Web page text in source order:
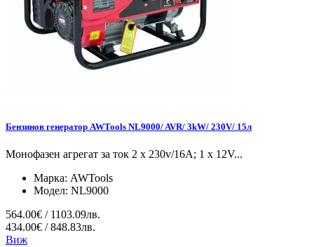
Бензинов генератор AWTools NL9000/ AVR/ 3kW/ 230V/ 15л
Монофазен агрегат за ток 2 x 230v/16A; 1 x 12V...
Марка: AWTools
Модел: NL9000
564.00€ / 1103.09лв.
434.00€ / 848.83лв.
Виж